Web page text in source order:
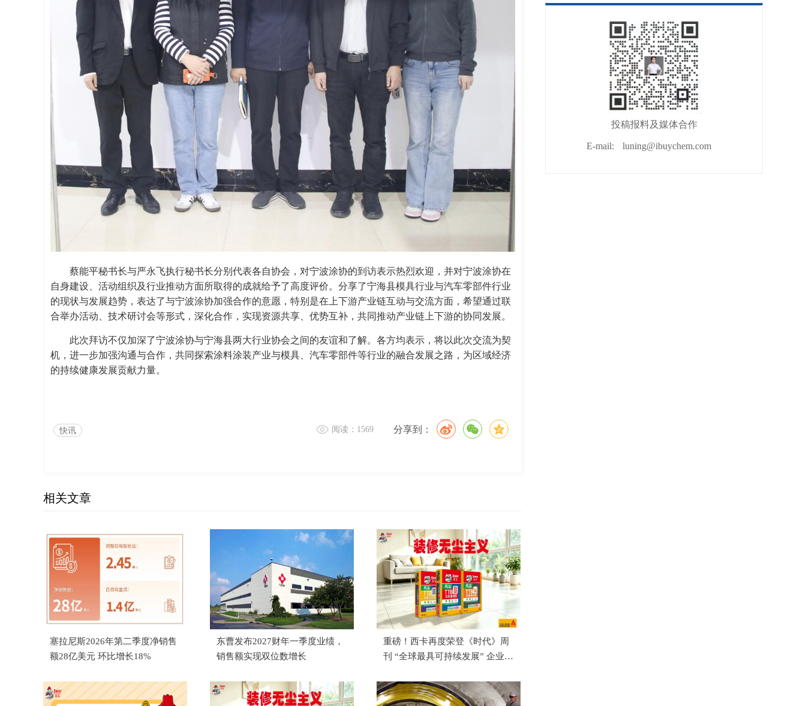
蔡能平秘书长与严永飞执行秘书长分别代表各自协会，对宁波涂协的到访表示热烈欢迎，并对宁波涂协在
自身建设、活动组织及行业推动方面所取得的成就给予了高度评价。分享了宁海县模具行业与汽车零部件行业
的现状与发展趋势，表达了与宁波涂协加强合作的意愿，特别是在上下游产业链互动与交流方面，希望通过联
合举办活动、技术研讨会等形式，深化合作，实现资源共享、优势互补，共同推动产业链上下游的协同发展。
此次拜访不仅加深了宁波涂协与宁海县两大行业协会之间的友谊和了解。各方均表示，将以此次交流为契
机，进一步加强沟通与合作，共同探索涂料涂装产业与模具、汽车零部件等行业的融合发展之路，为区域经济
的持续健康发展贡献力量。
快讯 阅读：1569 分享到：
相关文章
塞拉尼斯2026年第二季度净销售
额28亿美元 环比增长18%
东曹发布2027财年一季度业绩，
销售额实现双位数增长
重磅！西卡再度荣登《时代》周
刊 “全球最具可持续发展” 企业榜
投稿报料及媒体合作
E-mail: luning@ibuychem.com